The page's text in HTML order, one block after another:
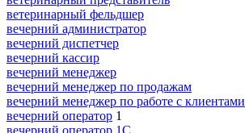
ветеринарный фельдшер
вечерний администратор
вечерний диспетчер
вечерний кассир
вечерний менеджер
вечерний менеджер по продажам
вечерний менеджер по работе с клиентами
вечерний оператор 1
вечерний оператор 1С